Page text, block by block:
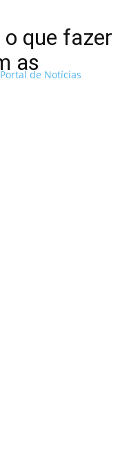
Portal de Notícias
que fazer
as